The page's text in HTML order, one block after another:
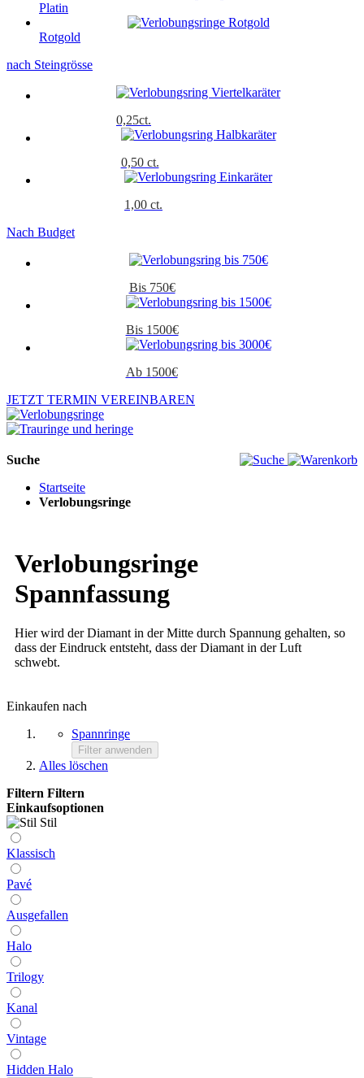
Platin
Rotgold
nach Steingrösse
0,25ct.
0,50 ct.
1,00 ct.
Nach Budget
Bis 750€
Bis 1500€
Ab 1500€
JETZT TERMIN VEREINBAREN
Suche
Startseite
Verlobungsringe
Verlobungsringe
Spannfassung
Hier wird der Diamant in der Mitte durch Spannung gehalten, so
dass der Eindruck entsteht, dass der Diamant in der Luft
schwebt.
Einkaufen nach
Spannringe
Filter anwenden
Alles löschen
Filtern Filtern
Einkaufsoptionen
Stil
Klassisch
Pavé
Ausgefallen
Halo
Trilogy
Kanal
Vintage
Hidden Halo